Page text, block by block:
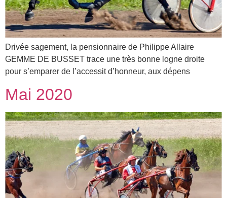
Drivée sagement, la pensionnaire de Philippe Allaire
GEMME DE BUSSET trace une très bonne logne droite
pour s’emparer de l’accessit d’honneur, aux dépens
Mai 2020